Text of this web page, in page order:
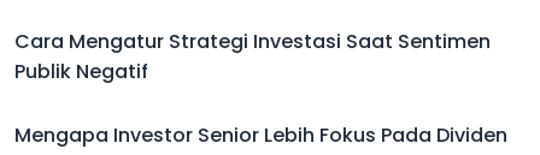
Cara Mengatur Strategi Investasi Saat Sentimen
Publik Negatif
Mengapa Investor Senior Lebih Fokus Pada Dividen